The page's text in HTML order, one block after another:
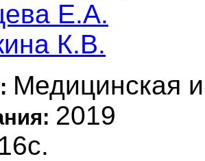
Е.А.
К.В.
Медицинская
2019
16с.